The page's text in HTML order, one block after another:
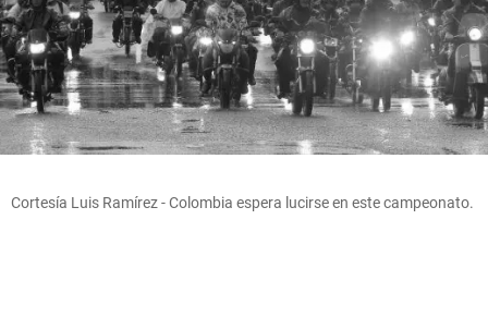
Cortesía Luis Ramírez - Colombia espera lucirse en este campeonato.